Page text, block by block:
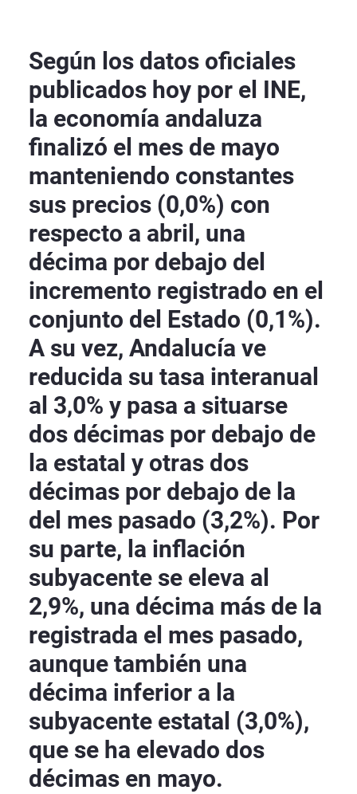
Según los datos oficiales
publicados hoy por el INE,
la economía andaluza
finalizó el mes de mayo
manteniendo constantes
sus precios (0,0%) con
respecto a abril, una
décima por debajo del
incremento registrado en el
conjunto del Estado (0,1%).
A su vez, Andalucía ve
reducida su tasa interanual
al 3,0% y pasa a situarse
dos décimas por debajo de
la estatal y otras dos
décimas por debajo de la
del mes pasado (3,2%). Por
su parte, la inflación
subyacente se eleva al
2,9%, una décima más de la
registrada el mes pasado,
aunque también una
décima inferior a la
subyacente estatal (3,0%),
que se ha elevado dos
décimas en mayo.